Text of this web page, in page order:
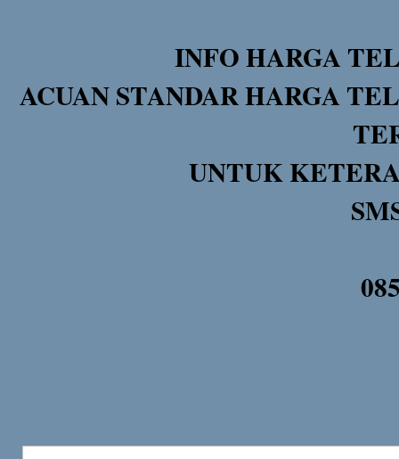
INFO HARGA
ACUAN STANDAR HARGA
UNTUK